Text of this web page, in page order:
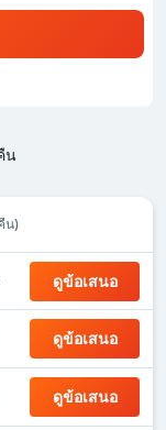
น
น)
ดูข้อเสนอ
ดูข้อเสนอ
ดูข้อเสนอ